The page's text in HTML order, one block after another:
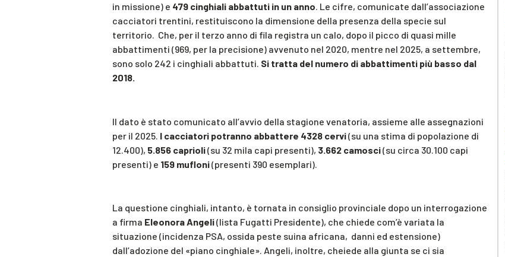
in missione) e 479 cinghiali abbattuti in un anno. Le cifre, comunicate dall’associazione
cacciatori trentini, restituiscono la dimensione della presenza della specie sul
territorio. Che, per il terzo anno di fila registra un calo, dopo il picco di quasi mille
abbattimenti (969, per la precisione) avvenuto nel 2020, mentre nel 2025, a settembre,
sono solo 242 i cinghiali abbattuti. Si tratta del numero di abbattimenti più basso dal
2018.
Il dato è stato comunicato all’avvio della stagione venatoria, assieme alle assegnazioni
per il 2025. I cacciatori potranno abbattere 4328 cervi(su una stima di popolazione di
12.400), 5.856 caprioli(su 32 mila capi presenti), 3.662 camosci(su circa 30.100 capi
presenti) e 159 mufloni(presenti 390 esemplari).
La questione cinghiali, intanto, è tornata in consiglio provinciale dopo un interrogazione
a firma Eleonora Angeli(lista Fugatti Presidente), che chiede com’è variata la
situazione (incidenza PSA, ossida peste suina africana, danni ed estensione)
dall’adozione del «piano cinghiale». Angeli, inoltre, cheiede alla giunta se ci sia